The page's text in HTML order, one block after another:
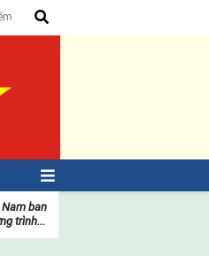
ban
trình...